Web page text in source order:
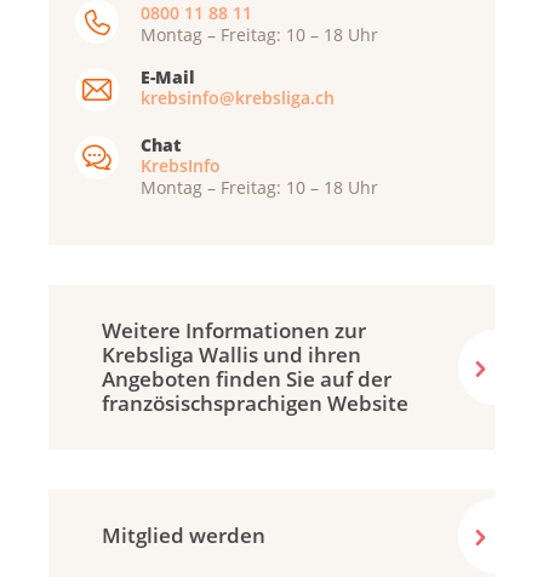
0800 11 88 11
Montag – Freitag: 10 – 18 Uhr
E-Mail
krebsinfo@krebsliga.ch
Chat
KrebsInfo
Montag – Freitag: 10 – 18 Uhr
Weitere Informationen zur
Krebsliga Wallis und ihren
Angeboten finden Sie auf der
französisch­sprachigen Website
Mitglied werden